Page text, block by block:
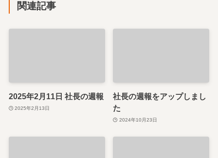
関連記事
2025年2月11日 社長の週報
2025年2月13日
社長の週報をアップしまし
た
2024年10月23日